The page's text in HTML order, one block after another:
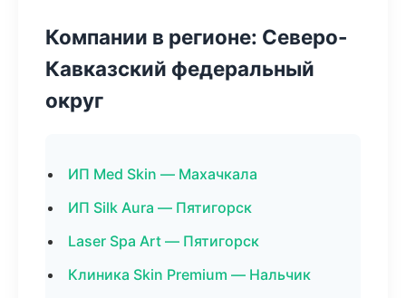
Компании в регионе: Северо-
Кавказский федеральный
округ
ИП Med Skin — Махачкала
ИП Silk Aura — Пятигорск
Laser Spa Art — Пятигорск
Клиника Skin Premium — Нальчик